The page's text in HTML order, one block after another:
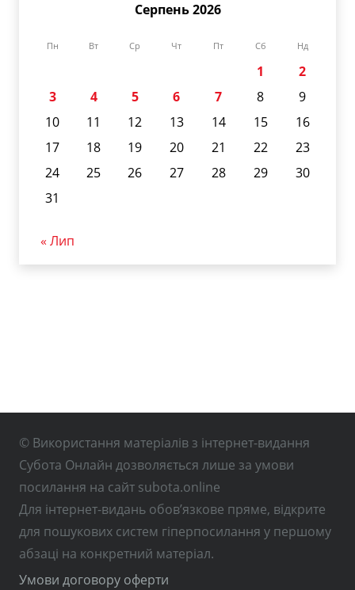
Серпень 2026
Пн Вт Ср Чт Пт Сб Нд
1
2
3
4 5 6 7 8
9
10
11 12 13 14 15
16
17
18 19 20 21 22
23
24
25 26 27 28 29
30
31
« Лип
© Використання матеріалів з інтернет-видання
Субота Онлайн дозволяється лише за умови
посилання на сайт subota.online
Для інтернет-видань обов’язкове пряме, відкрите
для пошукових систем гіперпосилання у першому
абзаці на конкретний матеріал.
Умови договору оферти